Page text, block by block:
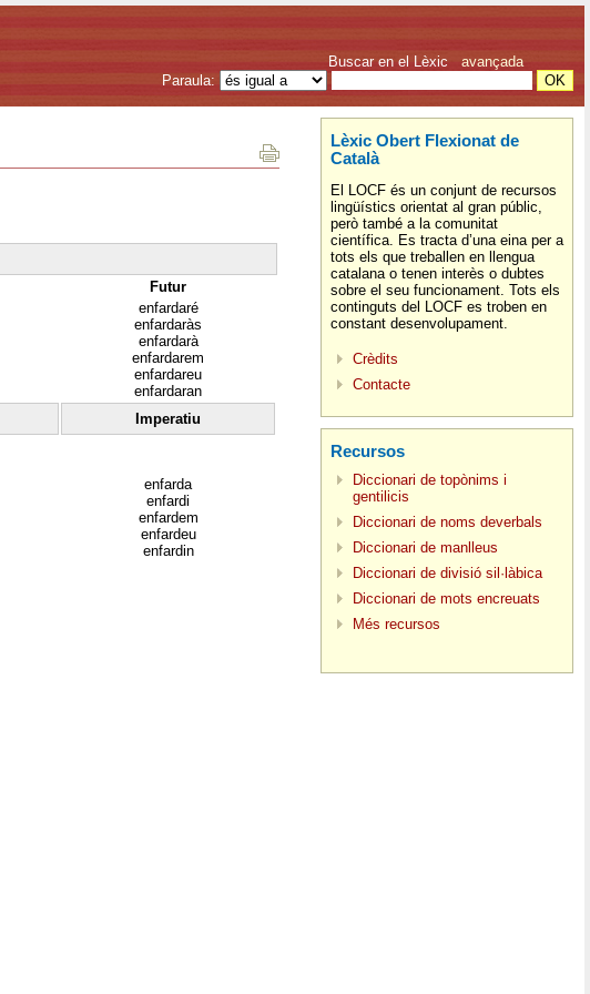
Buscar en el Lèxic avançada
Paraula:
Futur
enfardaré
enfardaràs
enfardarà
enfardarem
enfardareu
enfardaran
Imperatiu
enfarda
enfardi
enfardem
enfardeu
enfardin
Lèxic Obert Flexionat de
Català
El LOCF és un conjunt de recursos
lingüístics orientat al gran públic,
però també a la comunitat
científica. Es tracta d’una eina per a
tots els que treballen en llengua
catalana o tenen interès o dubtes
sobre el seu funcionament. Tots els
continguts del LOCF es troben en
constant desenvolupament.
Crèdits
Contacte
Recursos
Diccionari de topònims i
gentilicis
Diccionari de noms deverbals
Diccionari de manlleus
Diccionari de divisió sil·làbica
Diccionari de mots encreuats
Més recursos